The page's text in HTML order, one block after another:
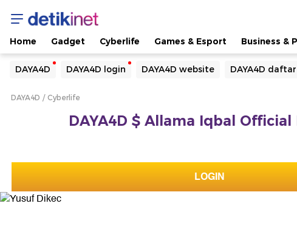
Home Gadget Cyberlife Games & Esport Business &
DAYA4D DAYA4D login DAYA4D website DAYA4D daftar
Yang sedang ramai dicari
Loading...
DAYA4D Cyberlife
DAYA4D $ Allama Iqbal
LOGIN